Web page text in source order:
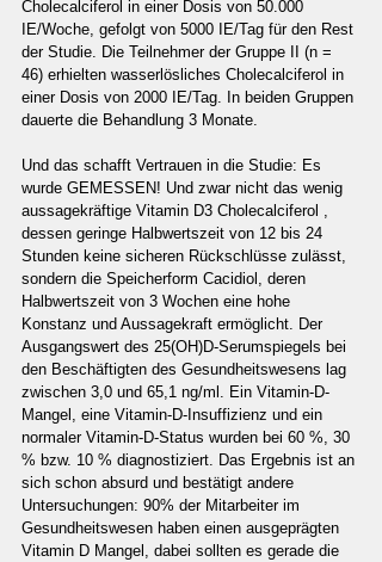
Cholecalciferol in einer Dosis von 50.000
IE/Woche, gefolgt von 5000 IE/Tag für den Rest
der Studie. Die Teilnehmer der Gruppe II (n =
46) erhielten wasserlösliches Cholecalciferol in
einer Dosis von 2000 IE/Tag. In beiden Gruppen
dauerte die Behandlung 3 Monate.
Und das schafft Vertrauen in die Studie: Es
wurde GEMESSEN! Und zwar nicht das wenig
aussagekräftige Vitamin D3 Cholecalciferol ,
dessen geringe Halbwertszeit von 12 bis 24
Stunden keine sicheren Rückschlüsse zulässt,
sondern die Speicherform Cacidiol, deren
Halbwertszeit von 3 Wochen eine hohe
Konstanz und Aussagekraft ermöglicht. Der
Ausgangswert des 25(OH)D-Serumspiegels bei
den Beschäftigten des Gesundheitswesens lag
zwischen 3,0 und 65,1 ng/ml. Ein Vitamin-D-
Mangel, eine Vitamin-D-Insuffizienz und ein
normaler Vitamin-D-Status wurden bei 60 %, 30
% bzw. 10 % diagnostiziert. Das Ergebnis ist an
sich schon absurd und bestätigt andere
Untersuchungen: 90% der Mitarbeiter im
Gesundheitswesen haben einen ausgeprägten
Vitamin D Mangel, dabei sollten es gerade die